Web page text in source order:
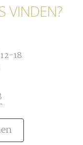
VINDEN?
18